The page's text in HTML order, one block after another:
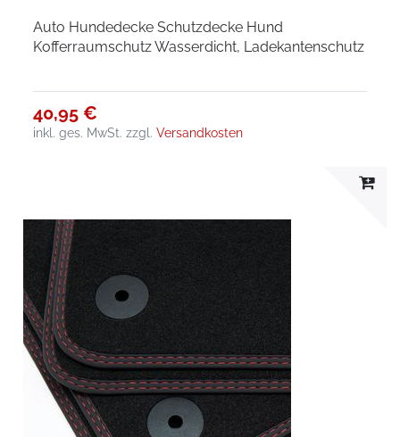
Auto Hundedecke Schutzdecke Hund
Kofferraumschutz Wasserdicht, Ladekantenschutz
40,95 €
inkl. ges. MwSt. zzgl.Versandkosten